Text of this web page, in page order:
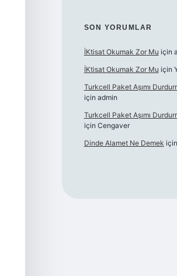
SON YORUMLAR
İKtisat Okumak Zor Mu için
İKtisat Okumak Zor Mu için
Turkcell Paket Aşımı
için admin
Turkcell Paket Aşımı
için Cengaver
Dinde Alamet Ne Demek için